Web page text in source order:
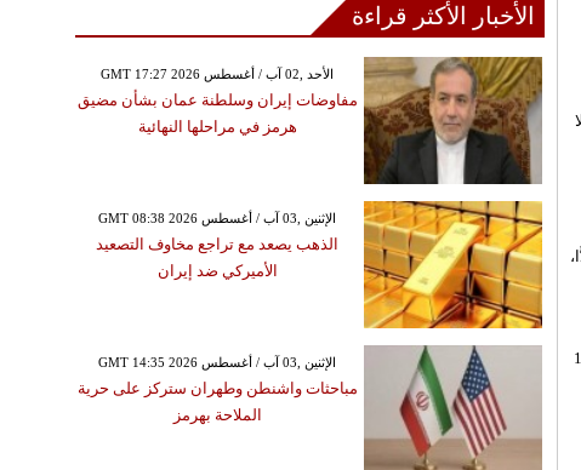
الأخبار الأكثر قراءة
GMT 17:27 2026 الأحد ,02 آب / أغسطس
مفاوضات إيران وسلطنة عمان بشأن مضيق
هرمز في مراحلها النهائية
GMT 08:38 2026 الإثنين ,03 آب / أغسطس
الذهب يصعد مع تراجع مخاوف التصعيد
الأميركي ضد إيران
GMT 14:35 2026 الإثنين ,03 آب / أغسطس
مباحثات واشنطن وطهران ستركز على حرية
الملاحة بهرمز